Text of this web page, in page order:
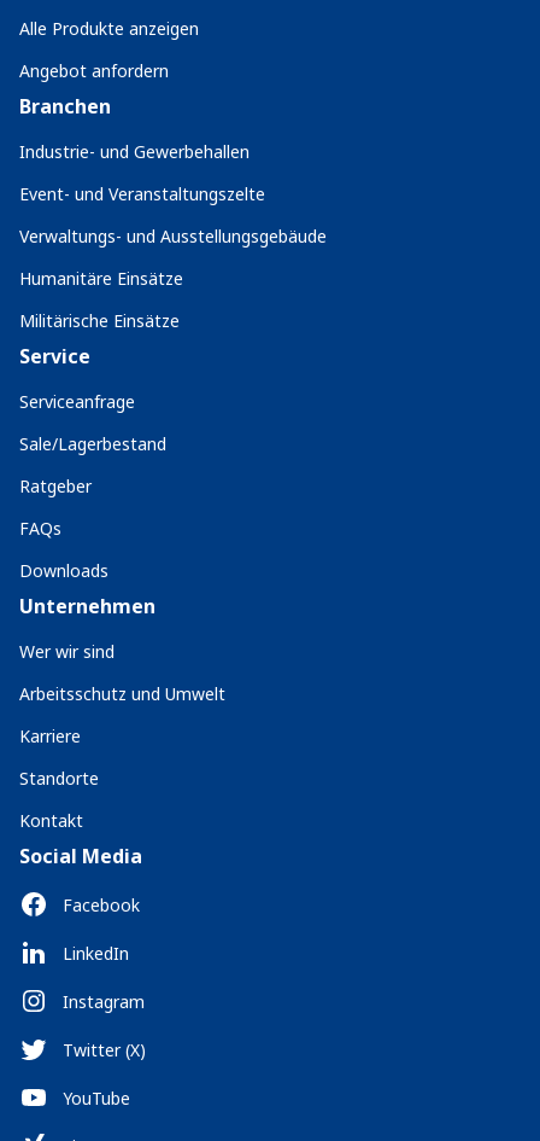
Alle Produkte anzeigen
Angebot anfordern
Branchen
Industrie- und Gewerbehallen
Event- und Veranstaltungszelte
Verwaltungs- und Ausstellungsgebäude
Humanitäre Einsätze
Militärische Einsätze
Service
Serviceanfrage
Sale/Lagerbestand
Ratgeber
FAQs
Downloads
Unternehmen
Wer wir sind
Arbeitsschutz und Umwelt
Karriere
Standorte
Kontakt
Social Media
Facebook
LinkedIn
Instagram
Twitter (X)
YouTube